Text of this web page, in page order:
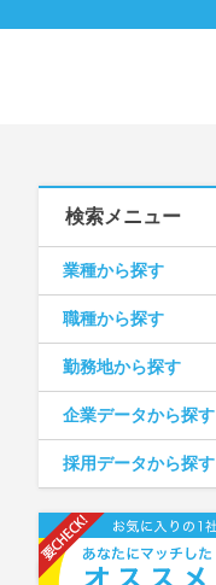
検索メニュー
業種から探す
職種から探す
勤務地から探す
企業データから探す
採用データから探す